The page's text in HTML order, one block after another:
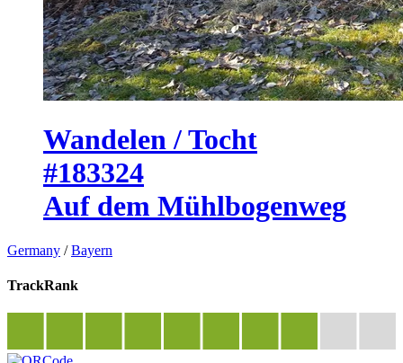
Wandelen / Tocht
#183324
Auf dem Mühlbogenweg
Germany /Bayern
TrackRank